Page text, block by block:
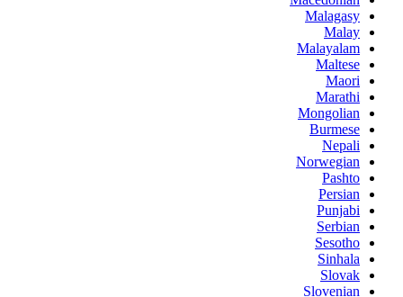
Malagasy
Malay
Malayalam
Maltese
Maori
Marathi
Mongolian
Burmese
Nepali
Norwegian
Pashto
Persian
Punjabi
Serbian
Sesotho
Sinhala
Slovak
Slovenian